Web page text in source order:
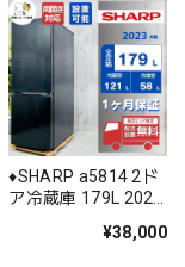
♦️SHARP a5814 2ド
ア冷蔵庫 179L 2023
¥38,000